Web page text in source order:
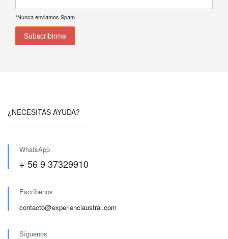
*Nunca enviamos Spam
¿NECESITAS AYUDA?
WhatsApp
+ 56 9 37329910
Escríbenos
contacto@experienciaustral.com
Síguenos